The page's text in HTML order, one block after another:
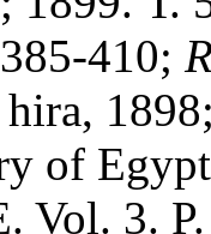
410;
hira,
of
Vol. 3.